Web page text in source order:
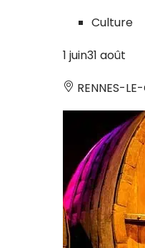
Culture
1 juin31 août
RENNES-